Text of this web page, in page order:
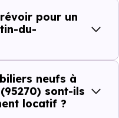
à Saint-Martin-
Prix
moyen
Prix
maximum
pour un
du-
neufs à
sont-ils
locatif ?